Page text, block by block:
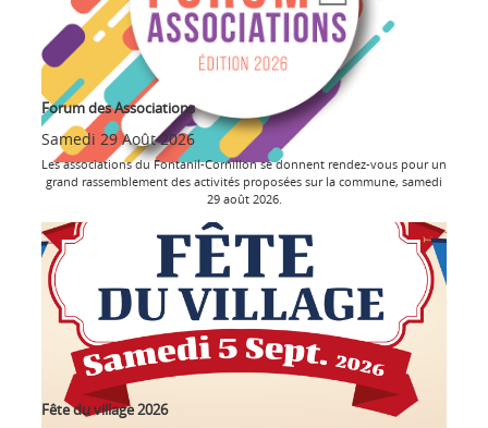
Forum des Associations
Samedi 29 Août 2026
Les associations du Fontanil-Cornillon se donnent rendez-vous pour un
grand rassemblement des activités proposées sur la commune, samedi
29 août 2026.
Fête du village 2026